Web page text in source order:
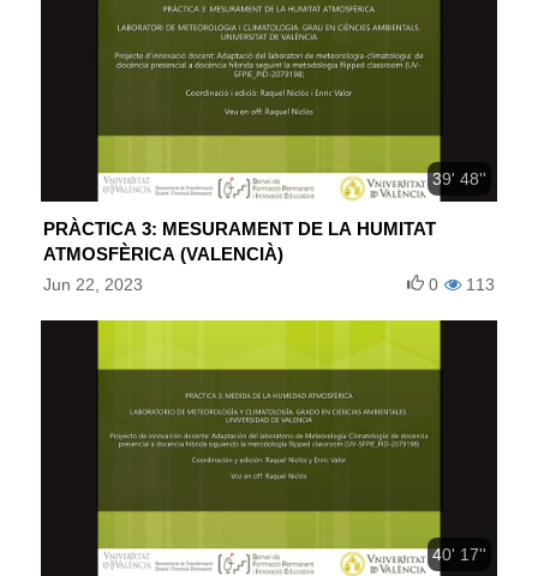
39' 48''
PRÀCTICA 3: MESURAMENT DE LA HUMITAT
ATMOSFÈRICA (VALENCIÀ)
Jun 22, 2023 113
0
40' 17''